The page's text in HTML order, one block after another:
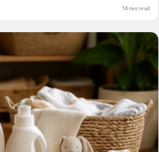
14 min read